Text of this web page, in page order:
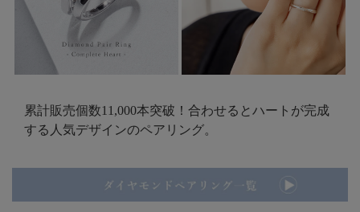
累計販売個数11,000本突破！合わせるとハートが完成
する人気デザインのペアリング。